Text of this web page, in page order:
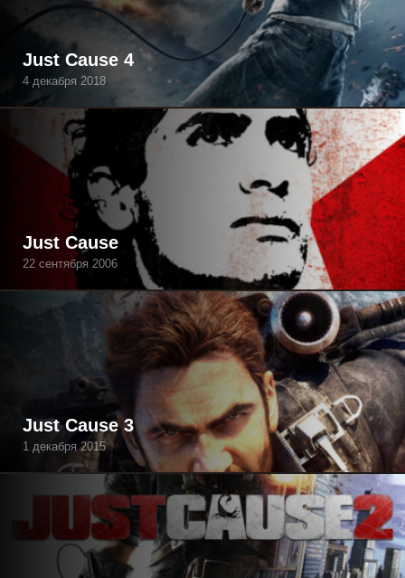
Just Cause 4
4 декабря 2018
Just Cause
22 сентября 2006
Just Cause 3
1 декабря 2015